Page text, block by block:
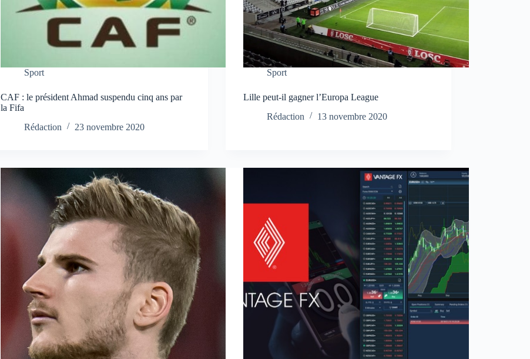
Sport
CAF : le président Ahmad suspendu cinq ans par
la Fifa
Rédaction
23 novembre 2020
Sport
Lille peut-il gagner l’Europa League
Rédaction
13 novembre 2020